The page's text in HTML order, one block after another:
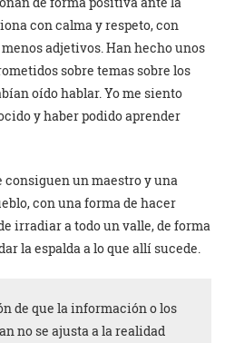
con calma y respeto, con
adjetivos. Han hecho unos
sobre temas sobre los
oído hablar. Yo me siento
y haber podido aprender
un maestro y una
con una forma de hacer
irradiar a todo un valle, de forma
la espalda a lo que allí sucede.
de que la información o los
no se ajusta a la realidad